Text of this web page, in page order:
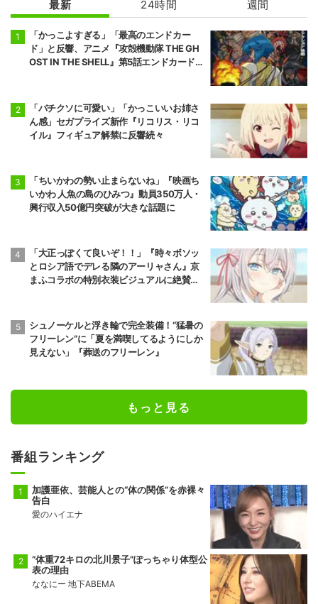
最新 24時間 週間
「かっこよすぎる」「最高のエンドカー
ド」と反響、アニメ『攻殻機動隊 THE GH
OST IN THE SHELL』第5話エンドカード公
「バチクソに可愛い」「かっこいいお姉さ
ん感」セガプライズ新作『リコリス・リコ
イル』フィギュア解禁に反響続々
「ちいかわの勢い止まらないね」『映画ち
いかわ 人魚の島のひみつ』動員350万人・
興行収入50億円突破が大きな話題に
「大正っぽくて良いぞ！！」『時々ボソッ
とロシア語でデレる隣のアーリャさん』京
まふコラボの特別衣装ビジュアルに絶賛の
シュノーケルと浮き輪で完全装備！“猛暑の
フリーレン”に「夏を満喫してるようにしか
見えない」『葬送のフリーレン』
もっと見る
番組ランキング
加護亜依、芸能人との“体の関係”を赤裸々
告白
愛のハイエナ
“体重72キロの北川景子”ぽっちゃり体型公
表の理由
ななにー 地下ABEMA